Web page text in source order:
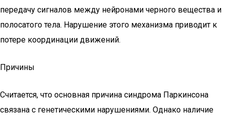
передачу сигналов между нейронами черного вещества и
полосатого тела. Нарушение этого механизма приводит к
потере координации движений.
Причины
Считается, что основная причина синдрома Паркинсона
связана с генетическими нарушениями. Однако наличие